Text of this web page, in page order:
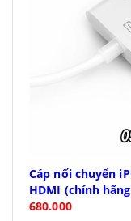
Cáp nối chuyển
HDMI (chính
680.000